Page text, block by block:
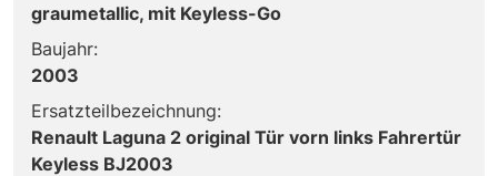
graumetallic, mit Keyless-Go
Baujahr:
2003
Ersatzteilbezeichnung:
Renault Laguna 2 original Tür vorn links Fahrertür
Keyless BJ2003